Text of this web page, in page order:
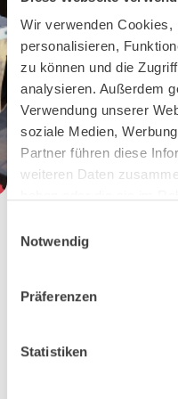
Wir verwenden Cookies,
personalisieren,
zu können und die
analysieren. Außerdem
Verwendung unserer
soziale Medien,
Partner führen diese
weiteren Daten
Notwendig
Präferenzen
Statistiken
Lutze
modulare
Zuverlässig und